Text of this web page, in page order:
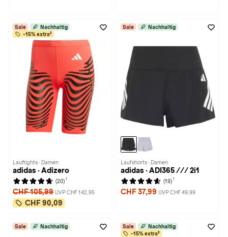
Sale
Nachhaltig
-15% extra²
Lauftights · Damen
adidas · Adizero
(20) 1
CHF 105,99 UVP CHF 142,95
CHF 90,09
Sale Nachhaltig
Laufshorts · Damen
adidas · ADI365 /// 2i1
(19) 1
CHF 37,99 UVP CHF 49,99
Sale Nachhaltig Sale
Nachhaltig
-15% extra²